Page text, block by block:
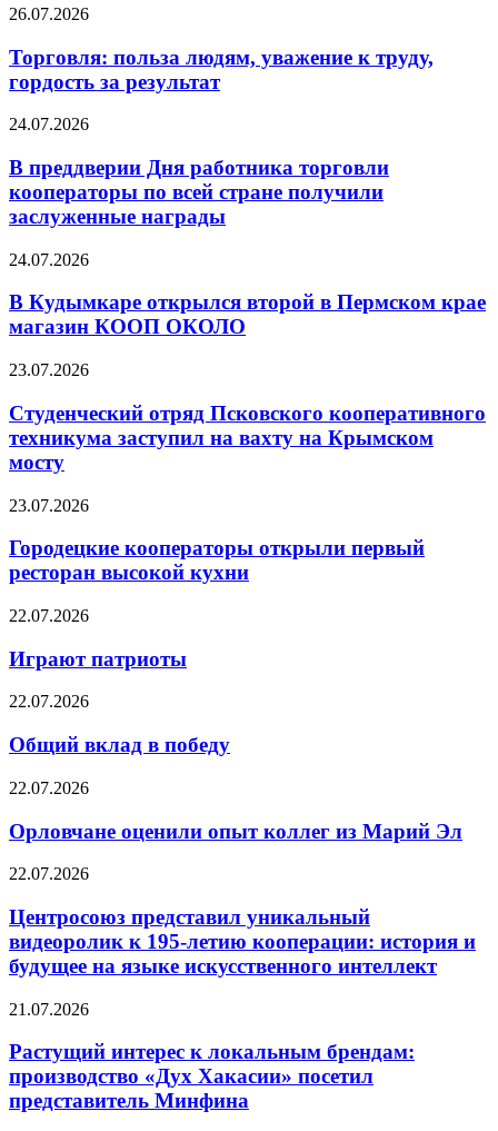
26.07.2026
Торговля: польза людям, уважение к труду,
гордость за результат
24.07.2026
В преддверии Дня работника торговли
кооператоры по всей стране получили
заслуженные награды
24.07.2026
В Кудымкаре открылся второй в Пермском крае
магазин КООП ОКОЛО
23.07.2026
Студенческий отряд Псковского кооперативного
техникума заступил на вахту на Крымском
мосту
23.07.2026
Городецкие кооператоры открыли первый
ресторан высокой кухни
22.07.2026
Играют патриоты
22.07.2026
Общий вклад в победу
22.07.2026
Орловчане оценили опыт коллег из Марий Эл
22.07.2026
Центросоюз представил уникальный
видеоролик к 195-летию кооперации: история и
будущее на языке искусственного интеллект
21.07.2026
Растущий интерес к локальным брендам:
производство «Дух Хакасии» посетил
представитель Минфина